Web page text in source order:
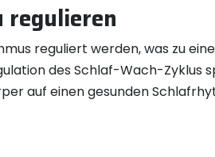
regulieren
reguliert werden, was zu
des Schlaf-Wach-Zyklus
auf einen gesunden